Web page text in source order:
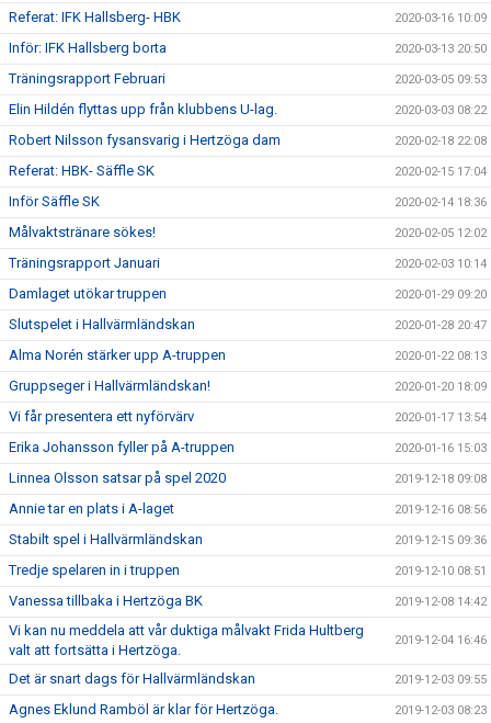
Referat: IFK Hallsberg- HBK 2020-03-16 10:09
Inför: IFK Hallsberg borta 2020-03-13 20:50
Träningsrapport Februari 2020-03-05 09:53
Elin Hildén flyttas upp från klubbens U-lag. 2020-03-03 08:22
Robert Nilsson fysansvarig i Hertzöga dam 2020-02-18 22:08
Referat: HBK- Säffle SK 2020-02-15 17:04
Inför Säffle SK 2020-02-14 18:36
Målvaktstränare sökes! 2020-02-05 12:02
Träningsrapport Januari 2020-02-03 10:14
Damlaget utökar truppen 2020-01-29 09:20
Slutspelet i Hallvärmländskan 2020-01-28 20:47
Alma Norén stärker upp A-truppen 2020-01-22 08:13
Gruppseger i Hallvärmländskan! 2020-01-20 18:09
Vi får presentera ett nyförvärv 2020-01-17 13:54
Erika Johansson fyller på A-truppen 2020-01-16 15:03
Linnea Olsson satsar på spel 2020 2019-12-18 09:08
Annie tar en plats i A-laget 2019-12-16 08:56
Stabilt spel i Hallvärmländskan 2019-12-15 09:36
Tredje spelaren in i truppen 2019-12-10 08:51
Vanessa tillbaka i Hertzöga BK 2019-12-08 14:42
Vi kan nu meddela att vår duktiga målvakt Frida Hultberg
valt att fortsätta i Hertzöga.
2019-12-04 16:46
Det är snart dags för Hallvärmländskan 2019-12-03 09:55
Agnes Eklund Ramböl är klar för Hertzöga. 2019-12-03 08:23